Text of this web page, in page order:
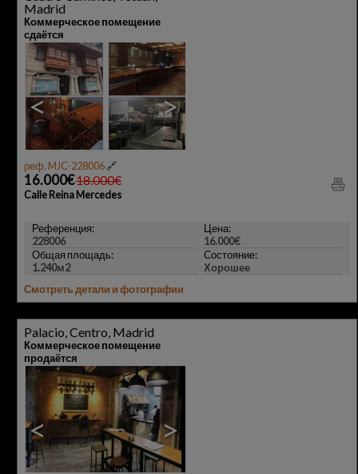
Madrid
Коммерческое помещение
сдаётся
< >
реф. MJC-228006🔗
16.000€18.000€
Calle Reina Mercedes
Референция:
228006
Цена:
16.000€
Общая площадь:
1.240м2
Состояние:
Хорошее
Смотреть детали и фотографии
Palacio, Centro, Madrid
Коммерческое помещение
продаётся
< >